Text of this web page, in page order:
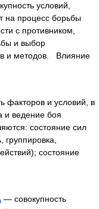
условий,
на процесс борьбы
с противником,
и выбор
и методов. Влияние
факторов и условий, в
и ведение боя
состояние сил
группировка,
состояние
— совокупность